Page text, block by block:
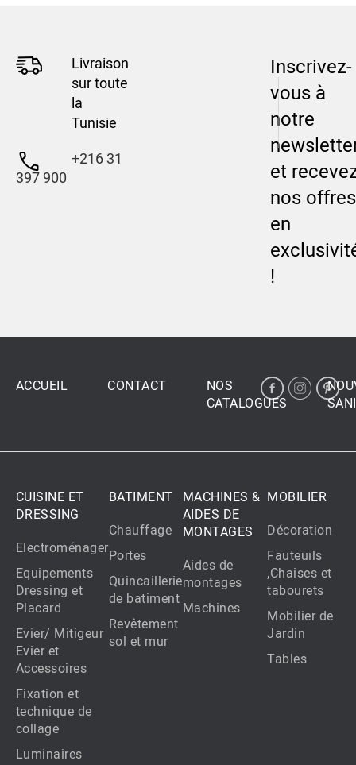
Livraison
sur toute
la
Tunisie
+216 31
397 900
Inscrivez-
vous à
notre
et
nos offres
en
!
ACCUEIL CONTACT
NOS
CATALOGUES
CUISINE ET
DRESSING
Electroménager
Equipements
Dressing et
Placard
Evier/ Mitigeur
Evier et
Accessoires
Fixation et
technique de
collage
Luminaires
BATIMENT
Chauffage
Portes
Quincaillerie
de batiment
Revêtement
sol et mur
MACHINES &
AIDES DE
MONTAGES
Aides de
montages
Machines
MOBILIER
Décoration
Fauteuils
,Chaises et
tabourets
Mobilier de
Jardin
Tables